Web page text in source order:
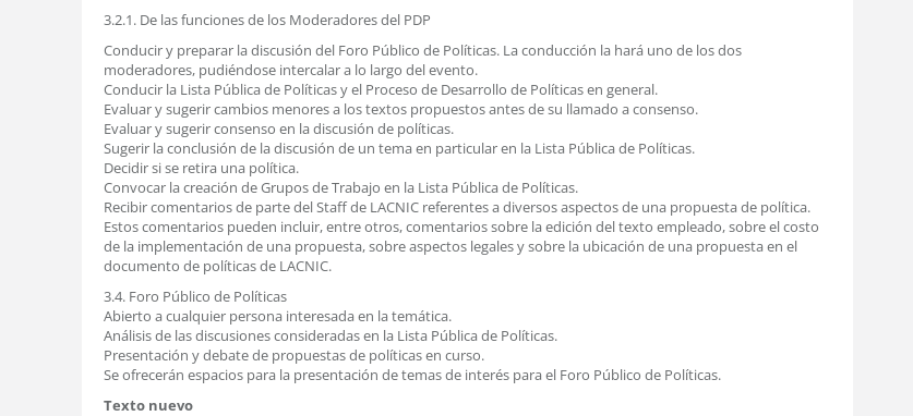
3.2.1. De las funciones de los Moderadores del PDP
Conducir y preparar la discusión del Foro Público de Políticas. La conducción la hará uno de los dos
moderadores, pudiéndose intercalar a lo largo del evento.
Conducir la Lista Pública de Políticas y el Proceso de Desarrollo de Políticas en general.
Evaluar y sugerir cambios menores a los textos propuestos antes de su llamado a consenso.
Evaluar y sugerir consenso en la discusión de políticas.
Sugerir la conclusión de la discusión de un tema en particular en la Lista Pública de Políticas.
Decidir si se retira una política.
Convocar la creación de Grupos de Trabajo en la Lista Pública de Políticas.
Recibir comentarios de parte del Staff de LACNIC referentes a diversos aspectos de una propuesta de política.
Estos comentarios pueden incluir, entre otros, comentarios sobre la edición del texto empleado, sobre el costo
de la implementación de una propuesta, sobre aspectos legales y sobre la ubicación de una propuesta en el
documento de políticas de LACNIC.
3.4. Foro Público de Políticas
Abierto a cualquier persona interesada en la temática.
Análisis de las discusiones consideradas en la Lista Pública de Políticas.
Presentación y debate de propuestas de políticas en curso.
Se ofrecerán espacios para la presentación de temas de interés para el Foro Público de Políticas.
Texto nuevo